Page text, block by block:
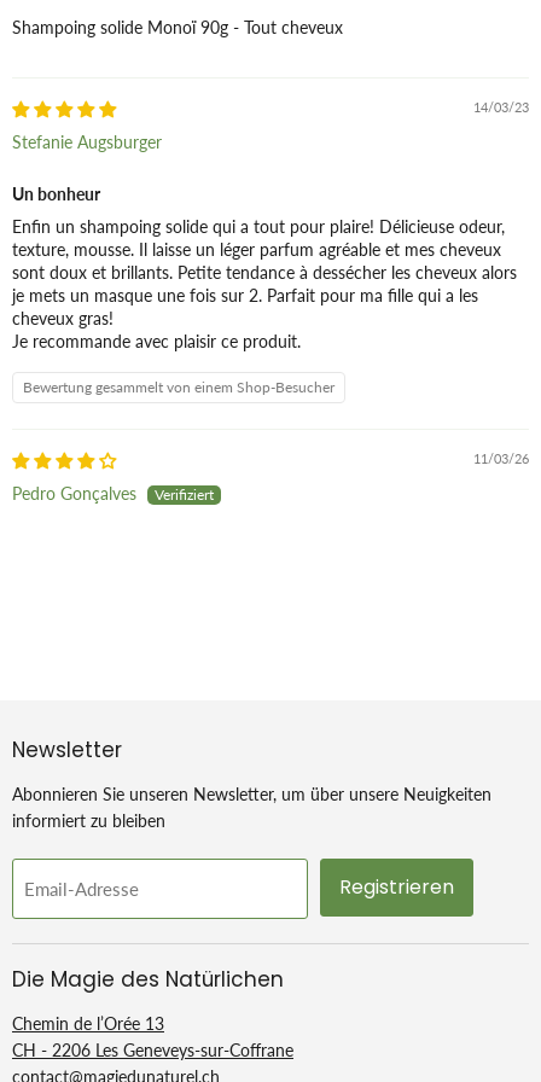
Shampoing solide Monoï 90g - Tout cheveux
14/03/23
Stefanie Augsburger
Un bonheur
Enfin un shampoing solide qui a tout pour plaire! Délicieuse odeur,
texture, mousse. Il laisse un léger parfum agréable et mes cheveux
sont doux et brillants. Petite tendance à dessécher les cheveux alors
je mets un masque une fois sur 2. Parfait pour ma fille qui a les
cheveux gras!
Je recommande avec plaisir ce produit.
Bewertung gesammelt von einem Shop-Besucher
11/03/26
Pedro Gonçalves
Newsletter
Abonnieren Sie unseren Newsletter, um über unsere Neuigkeiten
informiert zu bleiben
Email-Adresse Registrieren
Die Magie des Natürlichen
Chemin de l’Orée 13
CH - 2206 Les Geneveys-sur-Coffrane
contact@magiedunaturel.ch